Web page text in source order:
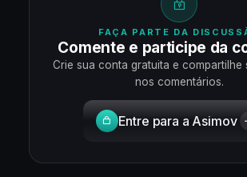
FAÇA PARTE DA
Comente e participe da
Crie sua conta gratuita e compartilhe
nos comentários.
Entre para a Asimov